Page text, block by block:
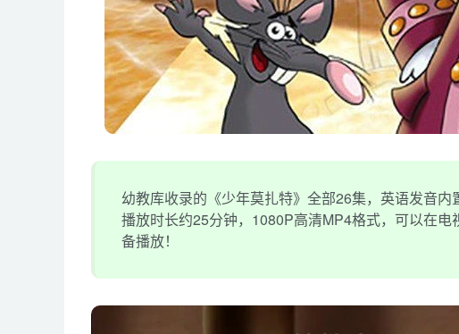
幼教库收录的《少年莫扎特》全部26集，英语发音
播放时长约25分钟，1080P高清MP4格式，可以在
备播放！